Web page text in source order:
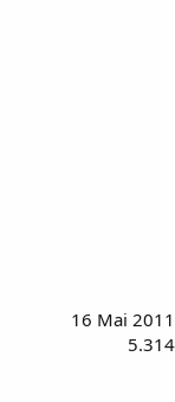
16 Mai 2011
5.314